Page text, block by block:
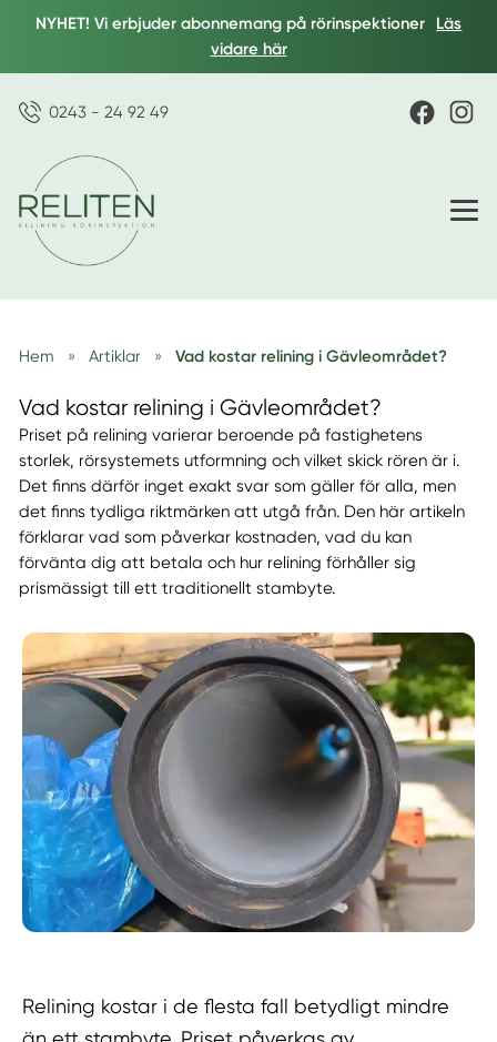
NYHET! Vi erbjuder abonnemang på rörinspektioner
Läs
vidare här
0243 - 24 92 49
Hem » Artiklar » Vad kostar relining i Gävleområdet?
Vad kostar relining i Gävleområdet?
Priset på relining varierar beroende på fastighetens
storlek, rörsystemets utformning och vilket skick rören är i.
Det finns därför inget exakt svar som gäller för alla, men
det finns tydliga riktmärken att utgå från. Den här artikeln
förklarar vad som påverkar kostnaden, vad du kan
förvänta dig att betala och hur relining förhåller sig
prismässigt till ett traditionellt stambyte.
Relining kostar i de flesta fall betydligt mindre